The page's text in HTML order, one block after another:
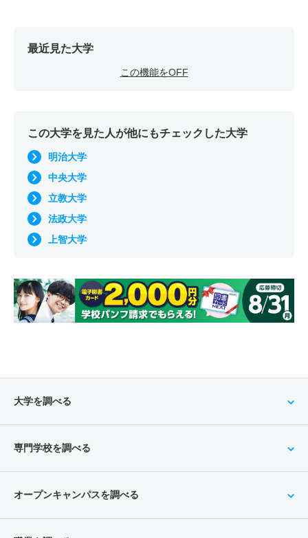
最近見た大学
この機能をOFF
この大学を見た人が他にもチェックした大学
明治大学
中央大学
立教大学
法政大学
上智大学
大学を調べる
専門学校を調べる
オープンキャンパスを調べる